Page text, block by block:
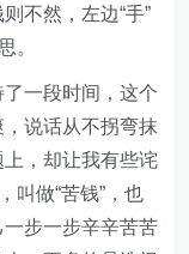
不然，左边“手”
。
一段时间，这个
说话从不拐弯抹
，却让我有些诧
叫做“苦钱”，也
步一步辛辛苦苦